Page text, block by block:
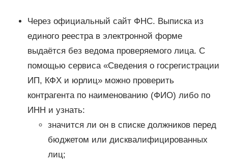
Через официальный сайт ФНС. Выписка из
единого реестра в электронной форме
выдаётся без ведома проверяемого лица. С
помощью сервиса «Сведения о госрегистрации
ИП, КФХ и юрлиц» можно проверить
контрагента по наименованию (ФИО) либо по
ИНН и узнать:
значится ли он в списке должников перед
бюджетом или дисквалифицированных
лиц;